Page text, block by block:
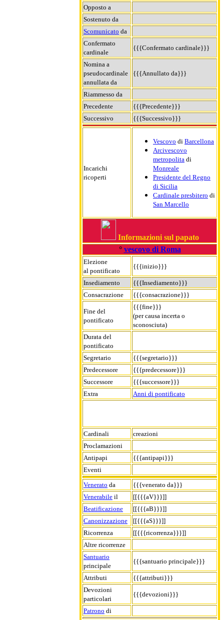
Opposto a
Sostenuto da
Scomunicato da
Confermato
cardinale
{{{Confermato cardinale}}}
Nomina a
pseudocardinale
annullata da
{{{Annullato da}}}
Riammesso da
Precedente
{{{Precedente}}}
Successivo
{{{Successivo}}}
Incarichi
ricoperti
Vescovo di Barcellona
Arcivescovo
metropolita di
Monreale
Presidente del Regno
di Sicilia
Cardinale presbitero di
San Marcello
Informazioni sul papato
° vescovo di Roma
Elezione
al pontificato
{{{inizio}}}
Insediamento
{{{Insediamento}}}
Consacrazione
{{{consacrazione}}}
Fine del
pontificato
{{{fine}}}
(per causa incerta o
sconosciuta)
Durata del
pontificato
Segretario
{{{segretario}}}
Predecessore
{{{predecessore}}}
Successore
{{{successore}}}
Extra
Anni di pontificato
Cardinali
creazioni
Proclamazioni
Antipapi
{{{antipapi}}}
Eventi
Venerato da
{{{venerato da}}}
Venerabile il
[[{{{aV}}}]]
Beatificazione
[[{{{aB}}}]]
Canonizzazione
[[{{{aS}}}]]
Ricorrenza
[[{{{ricorrenza}}}]]
Altre ricorrenze
Santuario
principale
{{{santuario principale}}}
Attributi
{{{attributi}}}
Devozioni
particolari
{{{devozioni}}}
Patrono di